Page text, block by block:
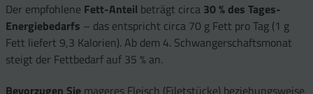
Der empfohlene Fett-Anteil beträgt circa 30 % des Tages-
Energiebedarfs – das entspricht circa 70 g Fett pro Tag (1 g
Fett liefert 9,3 Kalorien). Ab dem 4. Schwangerschaftsmonat
steigt der Fettbedarf auf 35 % an.
Bevorzugen Sie mageres Fleisch (Filetstücke) beziehungsweise